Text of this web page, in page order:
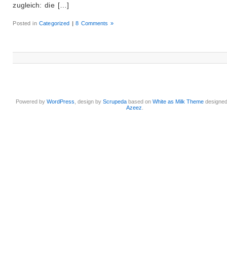
zugleich: die […]
Posted inCategorized | 8 Comments »
Powered byWordPress , design byScrupeda based onWhite as Milk Theme
Azeez